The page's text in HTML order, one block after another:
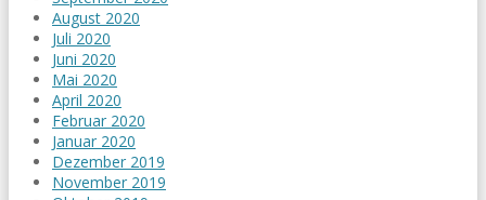
August 2020
Juli 2020
Juni 2020
Mai 2020
April 2020
Februar 2020
Januar 2020
Dezember 2019
November 2019